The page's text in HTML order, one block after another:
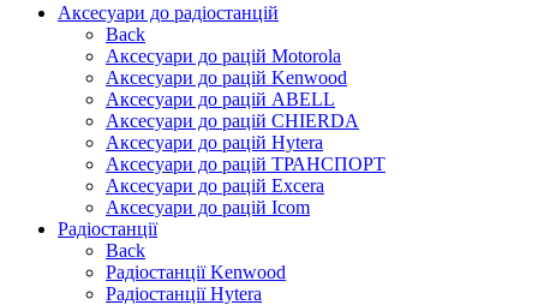
Аксесуари до радіостанцій
Back
Аксесуари до рацій Motorola
Аксесуари до рацій Kenwood
Аксесуари до рацій ABELL
Аксесуари до рацій CHIERDA
Аксесуари до рацій Hytera
Аксесуари до рацій ТРАНСПОРТ
Аксесуари до рацій Excera
Аксесуари до рацій Icom
Радіостанції
Back
Радіостанції Kenwood
Радіостанції Hytera